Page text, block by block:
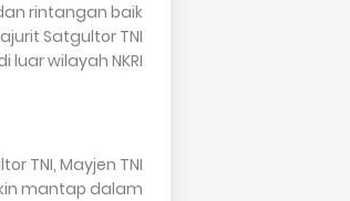
rintangan baik
Satgultor TNI
wilayah NKRI.
TNI, Mayjen TNI
mantap dalam